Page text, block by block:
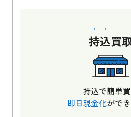
持込買
持込で簡単
即日現金化がで